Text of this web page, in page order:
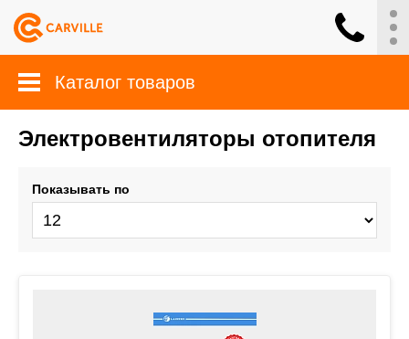
Каталог товаров
Электровентиляторы отопителя
Показывать по